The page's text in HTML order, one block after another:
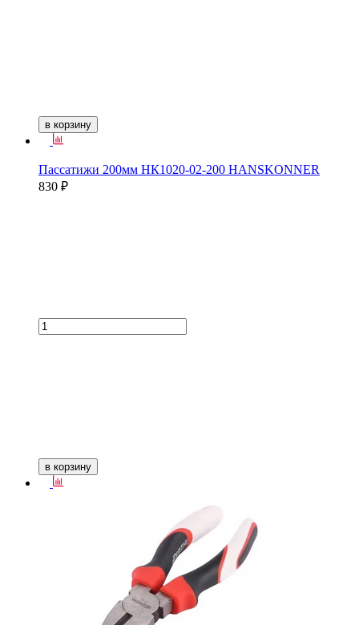
в корзину
Пассатижи 200мм НК1020-02-200 HANSKONNER
830 ₽
в корзину